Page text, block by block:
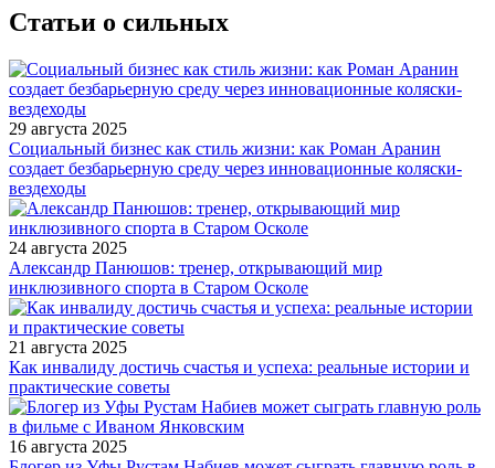
Статьи о сильных
29 августа 2025
Социальный бизнес как стиль жизни: как Роман Аранин
создает безбарьерную среду через инновационные коляски-
вездеходы
24 августа 2025
Александр Панюшов: тренер, открывающий мир
инклюзивного спорта в Старом Осколе
21 августа 2025
Как инвалиду достичь счастья и успеха: реальные истории и
практические советы
16 августа 2025